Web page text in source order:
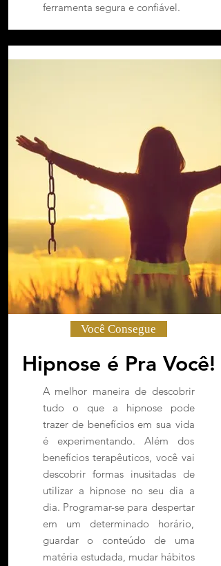
ferramenta segura e confiável.
Você Consegue
Hipnose é Pra Você!
A melhor maneira de descobrir
tudo o que a hipnose pode
trazer de benefícios em sua vida
é experimentando. Além dos
benefícios terapêuticos, você vai
descobrir formas inusitadas de
utilizar a hipnose no seu dia a
dia. Programar-se para despertar
em um determinado horário,
guardar o conteúdo de uma
matéria estudada, mudar hábitos